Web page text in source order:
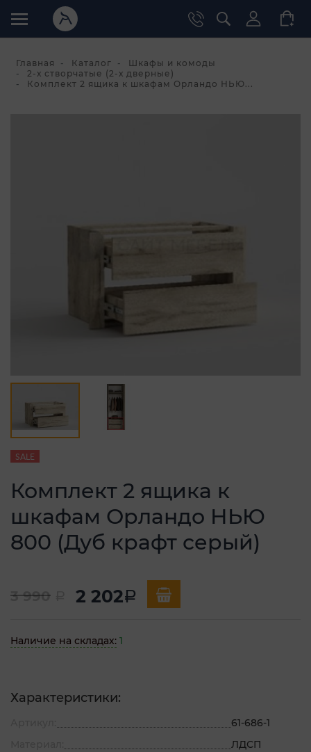
Главная Каталог
Шкафы и комоды
2-х створчатые (2-х дверные)
Комплект 2 ящика к шкафам Орландо НЬЮ...
SALE
Комплект 2 ящика к
шкафам Орландо НЬЮ
800 (Дуб крафт серый)
3 990 2 202a
Наличие на складах: 1
Характеристики:
61-686-1
ЛДСП